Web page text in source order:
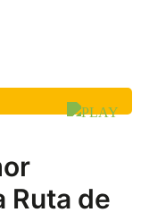
Ruta de